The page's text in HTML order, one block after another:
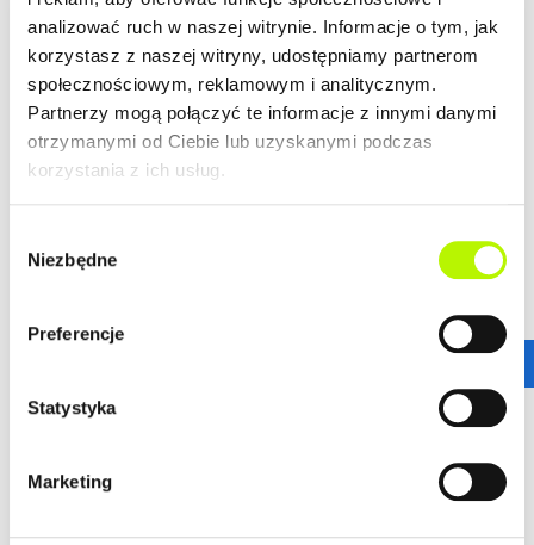
analizować ruch w naszej witrynie. Informacje o tym, jak
korzystasz z naszej witryny, udostępniamy partnerom
społecznościowym, reklamowym i analitycznym.
Partnerzy mogą połączyć te informacje z innymi danymi
otrzymanymi od Ciebie lub uzyskanymi podczas
korzystania z ich usług.
zgody
Niezbędne
Preferencje
Statystyka
Marketing
LOKALIZACJA
Bella Dolina to nasze drugie, realizowane kompleksowo,
a zarazem całkowicie od podstaw osiedle w Rzeszowie.
Wyznacza ono nowe standardy w kreowaniu przestrzeni
gwarantuje wprost niesamowitą dostępność
ZALETY LOKALIZACJI
nowoczesne osiedle